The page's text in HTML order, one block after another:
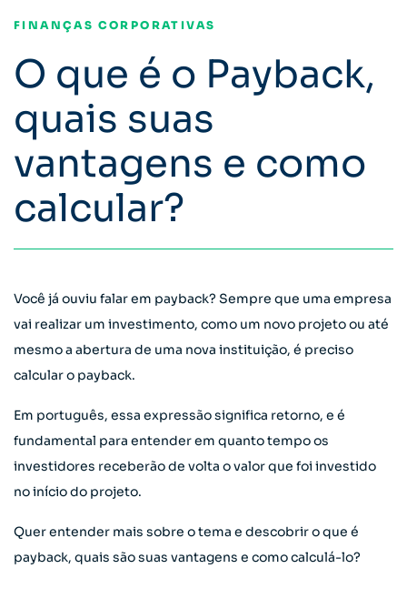
FINANÇAS CORPORATIVAS
O que é o Payback,
quais suas
vantagens e como
calcular?
Você já ouviu falar em payback? Sempre que uma empresa
vai realizar um investimento, como um novo projeto ou até
mesmo a abertura de uma nova instituição, é preciso
calcular o payback.
Em português, essa expressão significa retorno, e é
fundamental para entender em quanto tempo os
investidores receberão de volta o valor que foi investido
no início do projeto.
Quer entender mais sobre o tema e descobrir o que é
payback, quais são suas vantagens e como calculá-lo?